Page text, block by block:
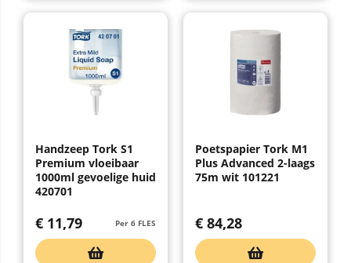
Handzeep Tork S1
Premium vloeibaar
1000ml gevoelige huid
420701
Per 6 FLES
€ 11,79
Poetspapier Tork M1
Plus Advanced 2-laags
75m wit 101221
€ 84,28